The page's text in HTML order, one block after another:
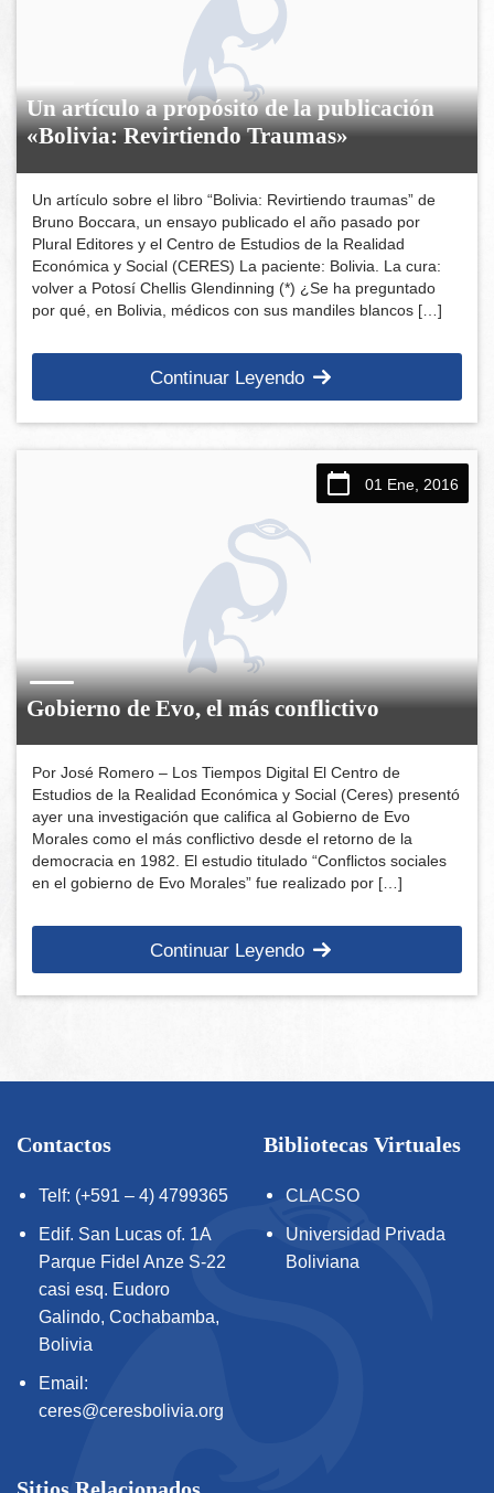
Un artículo a propósito de la publicación
«Bolivia: Revirtiendo Traumas»
Un artículo sobre el libro “Bolivia: Revirtiendo traumas” de
Bruno Boccara, un ensayo publicado el año pasado por
Plural Editores y el Centro de Estudios de la Realidad
Económica y Social (CERES) La paciente: Bolivia. La cura:
volver a Potosí Chellis Glendinning (*) ¿Se ha preguntado
por qué, en Bolivia, médicos con sus mandiles blancos […]
Continuar Leyendo
01 Ene, 2016
Gobierno de Evo, el más conflictivo
Por José Romero – Los Tiempos Digital El Centro de
Estudios de la Realidad Económica y Social (Ceres) presentó
ayer una investigación que califica al Gobierno de Evo
Morales como el más conflictivo desde el retorno de la
democracia en 1982. El estudio titulado “Conflictos sociales
en el gobierno de Evo Morales” fue realizado por […]
Continuar Leyendo
Contactos
Telf: (+591 – 4) 4799365
Edif. San Lucas of. 1A
Parque Fidel Anze S-22
casi esq. Eudoro
Galindo, Cochabamba,
Bolivia
Email:
ceres@ceresbolivia.org
Bibliotecas Virtuales
CLACSO
Universidad Privada
Boliviana
Sitios Relacionados